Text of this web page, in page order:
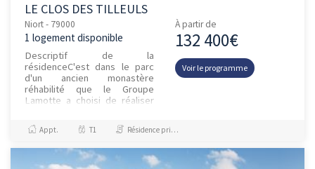
LE CLOS DES TILLEULS
Niort - 79000
1 logement disponible
Descriptif de la
résidenceC'est dans le parc
d'un ancien monastère
réhabilité que le Groupe
Lamotte a choisi de réaliser
seniors. Suspendu au dessus
du centre-ville...
À partir de
132 400€
Voir le programme
Appt. T1 Résidence principale / PTZ, Investissement et Défiscalisation